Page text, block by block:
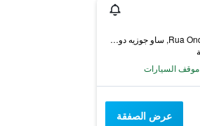
Rua Ondina 360 - Vila Redentora, ساو جوزيه دو ريو بريتو, البرازيل
موقف السيارات
عرض الصفقة